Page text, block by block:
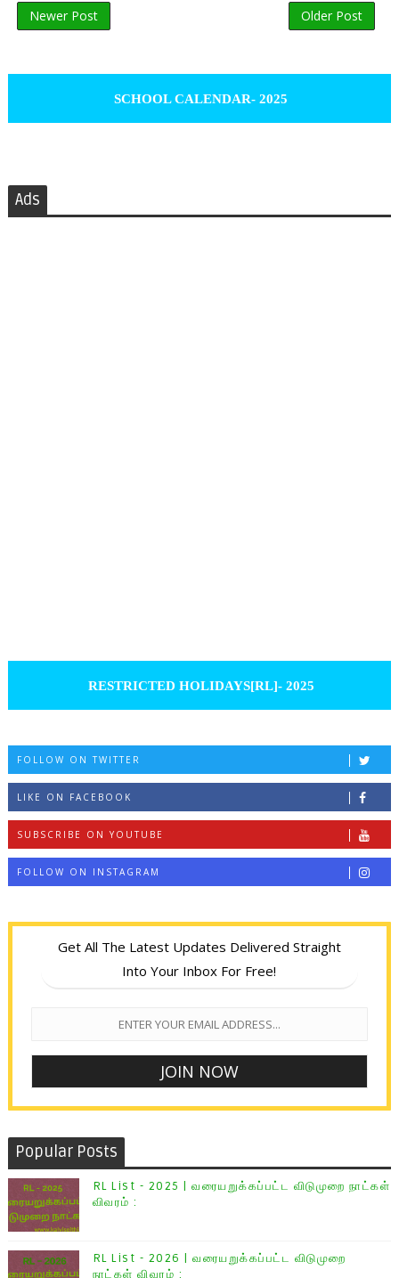
Newer Post Older Post
SCHOOL CALENDAR- 2025
Ads
RESTRICTED HOLIDAYS[RL]- 2025
FOLLOW ON TWITTER
LIKE ON FACEBOOK
SUBSCRIBE ON YOUTUBE
FOLLOW ON INSTAGRAM
Get All The Latest Updates Delivered Straight
Into Your Inbox For Free!
Popular Posts
RL List - 2025 | வரையறுக்கப்பட்ட விடுமுறை நாட்கள்
விவரம் :
RL List - 2026 | வரையறுக்கப்பட்ட விடுமுறை
நாட்கள் விவரம் :